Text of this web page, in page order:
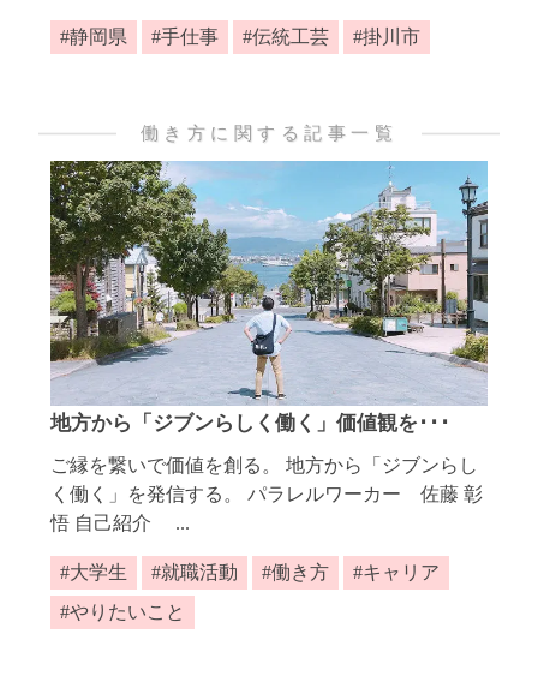
静岡県 手仕事 伝統工芸 掛川市
働き方に関する記事一覧
地方から「ジブンらしく働く」価値観を･･･
ご縁を繋いで価値を創る。 地方から「ジブンらし
く働く」を発信する。 パラレルワーカー 佐藤 彰
悟 自己紹介 ...
大学生 就職活動 働き方
キャリア
やりたいこと